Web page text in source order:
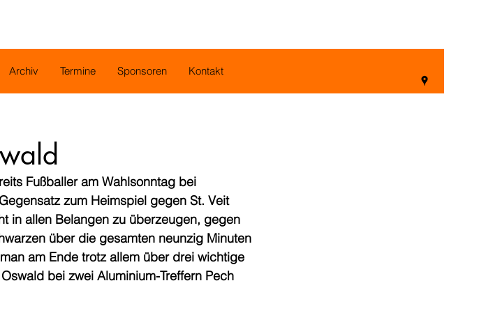
Archiv Termine Sponsoren Kontakt
Fußballer am Wahlsonntag bei
zum Heimspiel gegen St. Veit
in allen Belangen zu überzeugen, gegen
über die gesamten neunzig Minuten
am Ende trotz allem über drei wichtige
bei zwei Aluminium-Treffern Pech